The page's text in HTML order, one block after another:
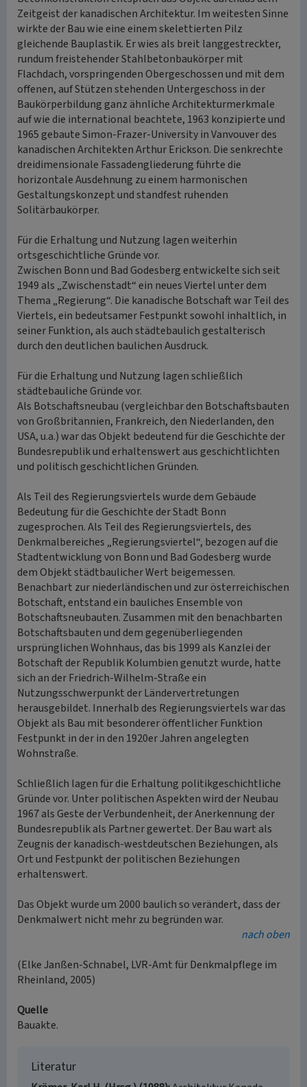
Zeitgeist der kanadischen Architektur. Im weitesten Sinne
wirkte der Bau wie eine einem skelettierten Pilz
gleichende Bauplastik. Er wies als breit langgestreckter,
rundum freistehender Stahlbetonbaukörper mit
Flachdach, vorspringenden Obergeschossen und mit dem
offenen, auf Stützen stehenden Untergeschoss in der
Baukörperbildung ganz ähnliche Architekturmerkmale
auf wie die international beachtete, 1963 konzipierte und
1965 gebaute Simon-Frazer-University in Vanvouver des
kanadischen Architekten Arthur Erickson. Die senkrechte
dreidimensionale Fassadengliederung führte die
horizontale Ausdehnung zu einem harmonischen
Gestaltungskonzept und standfest ruhenden
Solitärbaukörper.
Für die Erhaltung und Nutzung lagen weiterhin
ortsgeschichtliche Gründe vor.
Zwischen Bonn und Bad Godesberg entwickelte sich seit
1949 als „Zwischenstadt“ ein neues Viertel unter dem
Thema „Regierung“. Die kanadische Botschaft war Teil des
Viertels, ein bedeutsamer Festpunkt sowohl inhaltlich, in
seiner Funktion, als auch städtebaulich gestalterisch
durch den deutlichen baulichen Ausdruck.
Für die Erhaltung und Nutzung lagen schließlich
städtebauliche Gründe vor.
Als Botschaftsneubau (vergleichbar den Botschaftsbauten
von Großbritannien, Frankreich, den Niederlanden, den
USA, u.a.) war das Objekt bedeutend für die Geschichte der
Bundesrepublik und erhaltenswert aus geschichtlichten
und politisch geschichtlichen Gründen.
Als Teil des Regierungsviertels wurde dem Gebäude
Bedeutung für die Geschichte der Stadt Bonn
zugesprochen. Als Teil des Regierungsviertels, des
Denkmalbereiches „Regierungsviertel“, bezogen auf die
Stadtentwicklung von Bonn und Bad Godesberg wurde
dem Objekt städtbaulicher Wert beigemessen.
Benachbart zur niederländischen und zur österreichischen
Botschaft, entstand ein bauliches Ensemble von
Botschaftsneubauten. Zusammen mit den benachbarten
Botschaftsbauten und dem gegenüberliegenden
ursprünglichen Wohnhaus, das bis 1999 als Kanzlei der
Botschaft der Republik Kolumbien genutzt wurde, hatte
sich an der Friedrich-Wilhelm-Straße ein
Nutzungsschwerpunkt der Ländervertretungen
herausgebildet. Innerhalb des Regierungsviertels war das
Objekt als Bau mit besonderer öffentlicher Funktion
Festpunkt in der in den 1920er Jahren angelegten
Wohnstraße.
Schließlich lagen für die Erhaltung politikgeschichtliche
Gründe vor. Unter politischen Aspekten wird der Neubau
1967 als Geste der Verbundenheit, der Anerkennung der
Bundesrepublik als Partner gewertet. Der Bau wart als
Zeugnis der kanadisch-westdeutschen Beziehungen, als
Ort und Festpunkt der politischen Beziehungen
erhaltenswert.
Das Objekt wurde um 2000 baulich so verändert, dass der
Denkmalwert nicht mehr zu begründen war.
nach oben
(Elke Janßen-Schnabel, LVR-Amt für Denkmalpflege im
Rheinland, 2005)
Quelle
Bauakte.
Literatur